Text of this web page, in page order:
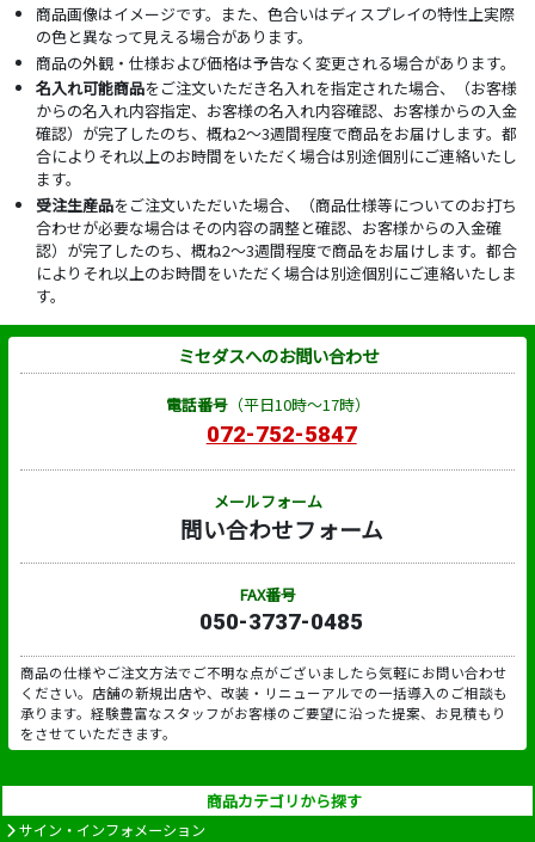
商品画像はイメージです。また、色合いはディスプレイの特性上実際
の色と異なって見える場合があります。
商品の外観・仕様および価格は予告なく変更される場合があります。
名入れ可能商品をご注文いただき名入れを指定された場合、（お客様
からの名入れ内容指定、お客様の名入れ内容確認、お客様からの入金
確認）が完了したのち、概ね2～3週間程度で商品をお届けします。都
合によりそれ以上のお時間をいただく場合は別途個別にご連絡いたし
ます。
受注生産品をご注文いただいた場合、（商品仕様等についてのお打ち
合わせが必要な場合はその内容の調整と確認、お客様からの入金確
認）が完了したのち、概ね2～3週間程度で商品をお届けします。都合
によりそれ以上のお時間をいただく場合は別途個別にご連絡いたしま
す。
ミセダスへのお問い合わせ
電話番号（平日10時～17時）
072-752-5847
メールフォーム
問い合わせフォーム
FAX番号
050-3737-0485
商品の仕様やご注文方法でご不明な点がございましたら気軽にお問い合わせ
ください。店舗の新規出店や、改装・リニューアルでの一括導入のご相談も
承ります。経験豊富なスタッフがお客様のご要望に沿った提案、お見積もり
をさせていただきます。
商品カテゴリから探す
サイン・インフォメーション